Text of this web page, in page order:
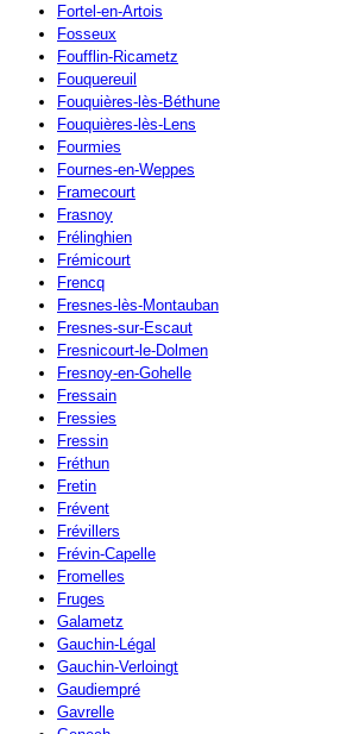
Fortel-en-Artois
Fosseux
Foufflin-Ricametz
Fouquereuil
Fouquières-lès-Béthune
Fouquières-lès-Lens
Fourmies
Fournes-en-Weppes
Framecourt
Frasnoy
Frélinghien
Frémicourt
Frencq
Fresnes-lès-Montauban
Fresnes-sur-Escaut
Fresnicourt-le-Dolmen
Fresnoy-en-Gohelle
Fressain
Fressies
Fressin
Fréthun
Fretin
Frévent
Frévillers
Frévin-Capelle
Fromelles
Fruges
Galametz
Gauchin-Légal
Gauchin-Verloingt
Gaudiempré
Gavrelle